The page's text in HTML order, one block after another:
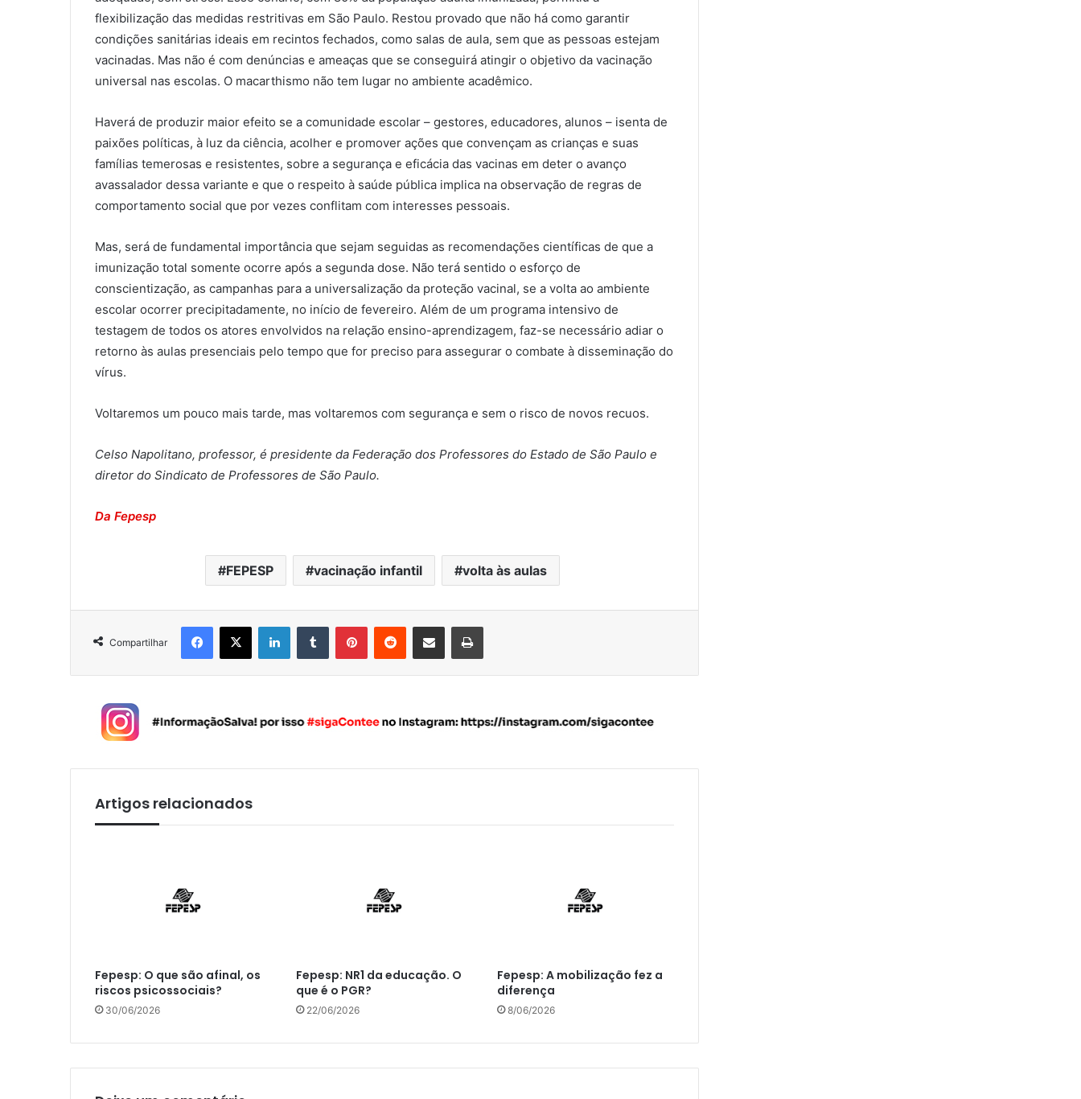
flexibilização das medidas restritivas em São Paulo. Restou provado que não há como garantir
condições sanitárias ideais em recintos fechados, como salas de aula, sem que as pessoas estejam
vacinadas. Mas não é com denúncias e ameaças que se conseguirá atingir o objetivo da vacinação
universal nas escolas. O macarthismo não tem lugar no ambiente acadêmico.
Haverá de produzir maior efeito se a comunidade escolar – gestores, educadores, alunos – isenta de
paixões políticas, à luz da ciência, acolher e promover ações que convençam as crianças e suas
famílias temerosas e resistentes, sobre a segurança e eficácia das vacinas em deter o avanço
avassalador dessa variante e que o respeito à saúde pública implica na observação de regras de
comportamento social que por vezes conflitam com interesses pessoais.
Mas, será de fundamental importância que sejam seguidas as recomendações científicas de que a
imunização total somente ocorre após a segunda dose. Não terá sentido o esforço de
conscientização, as campanhas para a universalização da proteção vacinal, se a volta ao ambiente
escolar ocorrer precipitadamente, no início de fevereiro. Além de um programa intensivo de
testagem de todos os atores envolvidos na relação ensino-aprendizagem, faz-se necessário adiar o
retorno às aulas presenciais pelo tempo que for preciso para assegurar o combate à disseminação do
vírus.
Voltaremos um pouco mais tarde, mas voltaremos com segurança e sem o risco de novos recuos.
Celso Napolitano, professor, é presidente da Federação dos Professores do Estado de São Paulo e
diretor do Sindicato de Professores de São Paulo.
Da Fepesp
FEPESP vacinação infantil volta às aulas
Compartilhar
Artigos relacionados
Fepesp: O que são afinal, os
riscos psicossociais?
30/06/2026
Fepesp: NR1 da educação. O
que é o PGR?
22/06/2026
Fepesp: A mobilização fez a
diferença
8/06/2026